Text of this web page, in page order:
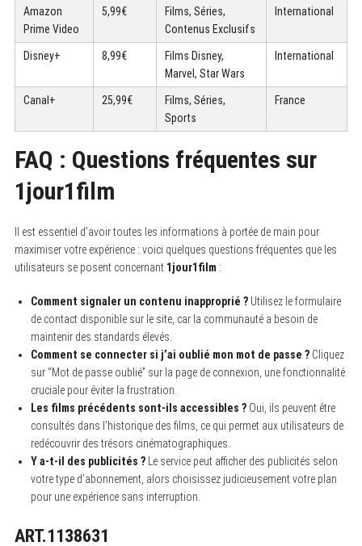
Amazon
Prime Video
5,99€
Films, Séries,
Contenus Exclusifs
International
Disney+ 8,99€
Films Disney,
Marvel, Star Wars
International
Canal+ 25,99€
Films, Séries,
Sports
France
FAQ : Questions fréquentes sur
1jour1film
Il est essentiel d’avoir toutes les informations à portée de main pour
maximiser votre expérience : voici quelques questions fréquentes que les
utilisateurs se posent concernant 1jour1film :
Comment signaler un contenu inapproprié ?Utilisez le formulaire
de contact disponible sur le site, car la communauté a besoin de
maintenir des standards élevés.
Comment se connecter si j’ai oublié mon mot de passe ?Cliquez
sur “Mot de passe oublié” sur la page de connexion, une fonctionnalité
cruciale pour éviter la frustration.
Les films précédents sont-ils accessibles ?Oui, ils peuvent être
consultés dans l’historique des films, ce qui permet aux utilisateurs de
redécouvrir des trésors cinématographiques.
Y a-t-il des publicités ?Le service peut afficher des publicités selon
votre type d’abonnement, alors choisissez judicieusement votre plan
pour une expérience sans interruption.
ART.1138631